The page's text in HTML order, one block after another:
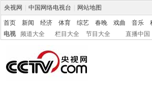
央视网 中国网络电视台 网站地图
首页 新闻 经济 体育 综艺 春晚 戏曲 音乐
电视
频道大全 栏目大全 节目大全 直播中国